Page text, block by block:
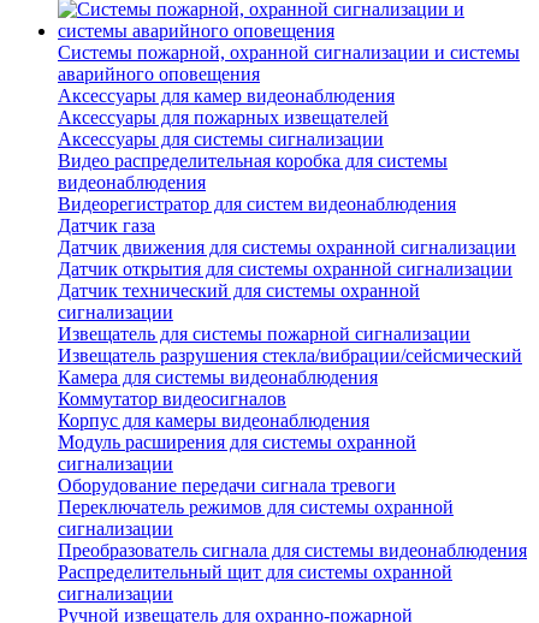
Системы пожарной, охранной сигнализации и системы
аварийного оповещения
Аксессуары для камер видеонаблюдения
Аксессуары для пожарных извещателей
Аксессуары для системы сигнализации
Видео распределительная коробка для системы
видеонаблюдения
Видеорегистратор для систем видеонаблюдения
Датчик газа
Датчик движения для системы охранной сигнализации
Датчик открытия для системы охранной сигнализации
Датчик технический для системы охранной
сигнализации
Извещатель для системы пожарной сигнализации
Извещатель разрушения стекла/вибрации/сейсмический
Камера для системы видеонаблюдения
Коммутатор видеосигналов
Корпус для камеры видеонаблюдения
Модуль расширения для системы охранной
сигнализации
Оборудование передачи сигнала тревоги
Переключатель режимов для системы охранной
сигнализации
Преобразователь сигнала для системы видеонаблюдения
Распределительный щит для системы охранной
сигнализации
Ручной извещатель для охранно-пожарной